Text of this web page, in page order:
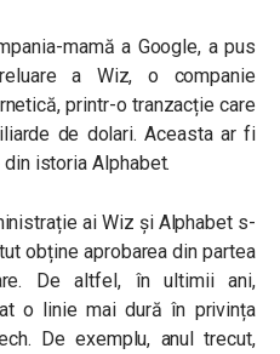
mamă a Google, a pus
a Wiz, o companie
printr-o tranzacție care
de dolari. Aceasta ar fi
istoria Alphabet.
ai Wiz și Alphabet s-
obține aprobarea din partea
De altfel, în ultimii ani,
o linie mai dură în privința
De exemplu, anul trecut,